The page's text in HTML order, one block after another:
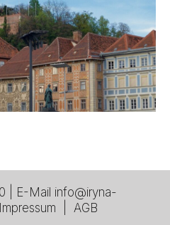
| E-Mail info@iryna-
Impressum AGB